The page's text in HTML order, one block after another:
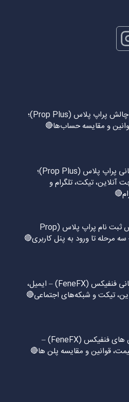
🔴انواع چالش پراپ پلاس (Prop Plus)؛
و مقایسه حساب‌ها🔴
🔴پشتیبانی پراپ پلاس (Prop Plus)؛
آنلاین، تیکت، تلگرام و
🔴آموزش ثبت نام پراپ پلاس (Prop
🔴پشتیبانی فنفیکس (FeneFX) – ایمیل،
تیکت و شبکه‌های اجتماعی🔴
🔴چالش های فنفیکس (FeneFX) –
قوانین و مقایسه پلن ها🔴